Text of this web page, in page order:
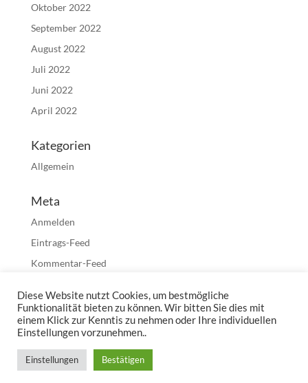
Oktober 2022
September 2022
August 2022
Juli 2022
Juni 2022
April 2022
Kategorien
Allgemein
Meta
Anmelden
Eintrags-Feed
Kommentar-Feed
Designed byElegant Themes
Diese Website nutzt Cookies, um bestmögliche
Funktionalität bieten zu können. Wir bitten Sie dies mit
einem Klick zur Kenntis zu nehmen oder Ihre individuellen
Einstellungen vorzunehmen..
Einstellungen Bestätigen